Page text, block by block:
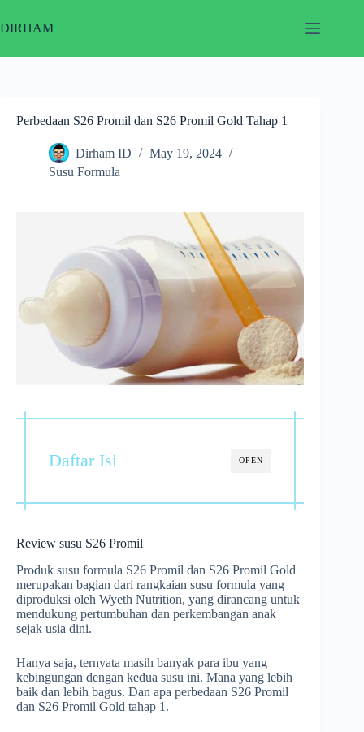
to
content
DIRHAM
Perbedaan S26 Promil dan S26 Promil Gold Tahap 1
Dirham ID
May 19, 2024
Susu Formula
OPEN
Daftar Isi
Review susu S26 Promil
Produk susu formula S26 Promil dan S26 Promil Gold
merupakan bagian dari rangkaian susu formula yang
diproduksi oleh Wyeth Nutrition, yang dirancang untuk
mendukung pertumbuhan dan perkembangan anak
sejak usia dini.
Hanya saja, ternyata masih banyak para ibu yang
kebingungan dengan kedua susu ini. Mana yang lebih
baik dan lebih bagus. Dan apa perbedaan S26 Promil
dan S26 Promil Gold tahap 1.